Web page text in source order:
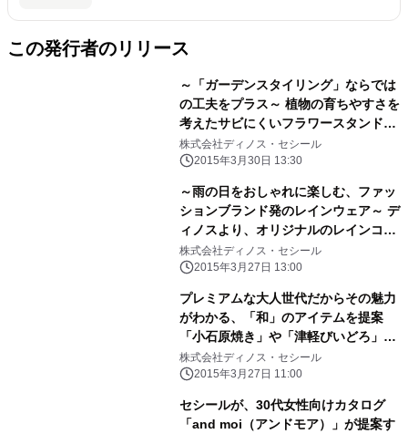
この発行者のリリース
～「ガーデンスタイリング」ならでは
の工夫をプラス～ 植物の育ちやすさを
考えたサビにくいフラワースタンドな
どを新発売 『ガーデンスタイリング』
VOL.30 2015-2016発行
株式会社ディノス・セシール
2015年3月30日 13:30
～雨の日をおしゃれに楽しむ、ファッ
ションブランド発のレインウェア～ デ
ィノスより、オリジナルのレインコー
ト、レインポンチョを新発売
株式会社ディノス・セシール
2015年3月27日 13:00
プレミアムな大人世代だからその魅力
がわかる、「和」のアイテムを提案
「小石原焼き」や「津軽びいどろ」の
モダン食器などを新発売
株式会社ディノス・セシール
2015年3月27日 11:00
セシールが、30代女性向けカタログ
「and moi（アンドモア）」が提案す